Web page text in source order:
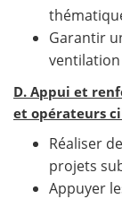
Garantir
D. Appui et
et opérateurs
Réaliser
projets
Appuyer